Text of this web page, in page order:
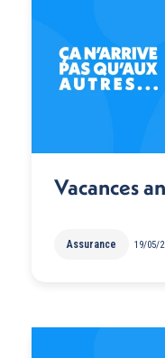
Vacances
Assurance 19/05/